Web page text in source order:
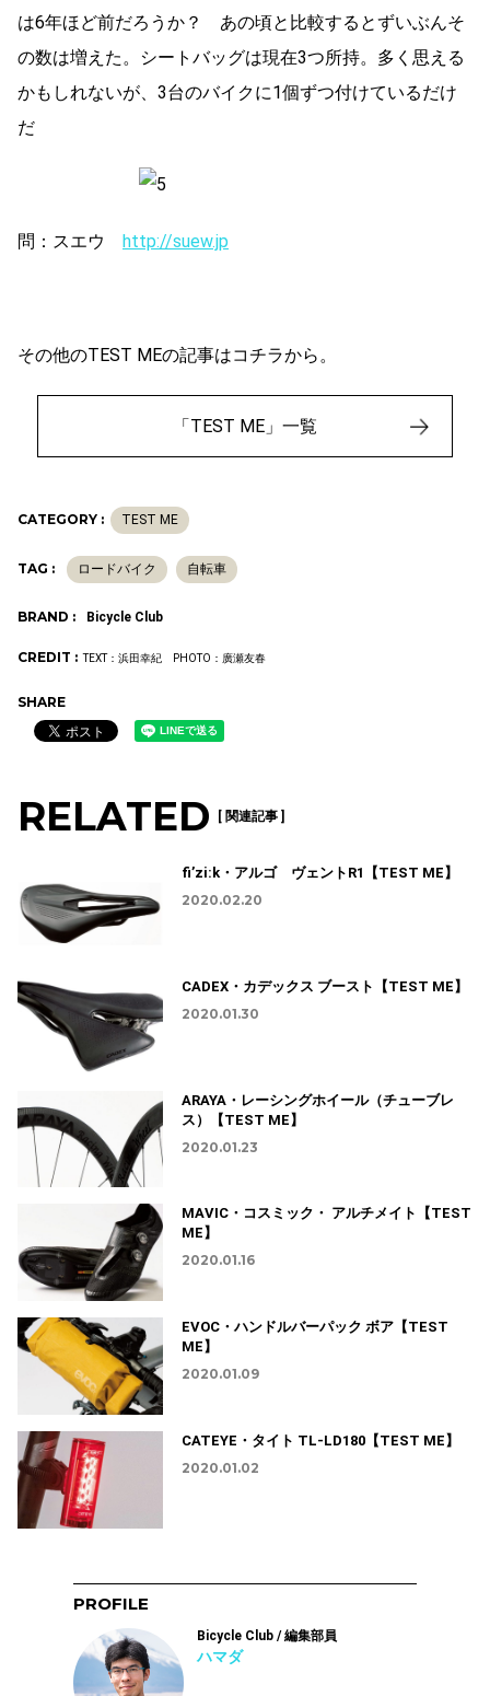
は6年ほど前だろうか？ あの頃と比較するとずいぶんそ
の数は増えた。シートバッグは現在3つ所持。多く思える
かもしれないが、3台のバイクに1個ずつ付けているだけ
だ
問：スエウ http://suew.jp
その他のTEST MEの記事はコチラから。
「TEST ME」一覧
CATEGORY : TEST ME
TAG : ロードバイク 自転車
BRAND : Bicycle Club
CREDIT : TEXT：浜田幸紀 PHOTO：廣瀬友春
SHARE
RELATED [ 関連記事 ]
fi’zi:k・アルゴ ヴェントR1【TEST ME】
2020.02.20
CADEX・カデックス ブースト【TEST ME】
2020.01.30
ARAYA・レーシングホイール（チューブレ
ス）【TEST ME】
2020.01.23
MAVIC・コスミック・ アルチメイト【TEST
ME】
2020.01.16
EVOC・ハンドルバーパック ボア【TEST
ME】
2020.01.09
CATEYE・タイト TL-LD180【TEST ME】
2020.01.02
PROFILE
Bicycle Club / 編集部員
ハマダ